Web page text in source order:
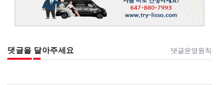
댓글을 달아주세요 댓글운영원칙